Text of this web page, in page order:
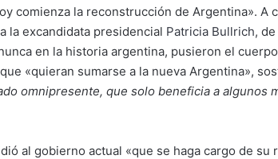
comienza la reconstrucción de Argentina». A
la excandidata presidencial Patricia Bullrich,
en la historia argentina, pusieron el
«quieran sumarse a la nueva Argentina»,
omnipresente, que solo beneficia a algunos
al gobierno actual «que se haga cargo de su